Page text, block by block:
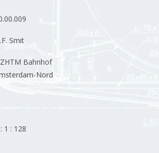
Smit
Bahnhof
Nord
1 : 128